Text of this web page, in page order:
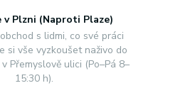
v Plzni (Naproti Plaze)
s lidmi, co své práci
si vše vyzkoušet naživo do
Přemyslově ulici (Po–Pá 8–
15:30 h).